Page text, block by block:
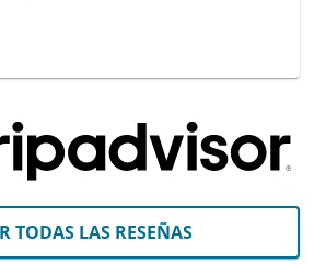
TODAS LAS RESEÑAS